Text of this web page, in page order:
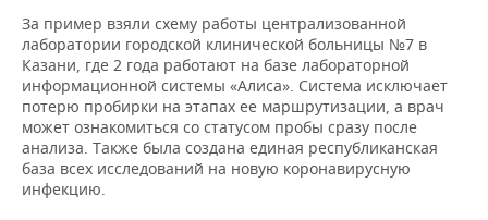
ВОДНЫЕ ВИДЫ СПОРТА
ХОККЕЙ С МЯЧОМ
ПРОИСШЕСТВИЯ
За пример взяли схему работы централизованной
лаборатории городской клинической больницы №7 в
Казани, где 2 года работают на базе лабораторной
информационной системы «Алиса». Система исключает
потерю пробирки на этапах ее маршрутизации, а врач
может ознакомиться со статусом пробы сразу после
анализа. Также была создана единая республиканская
база всех исследований на новую коронавирусную
инфекцию.